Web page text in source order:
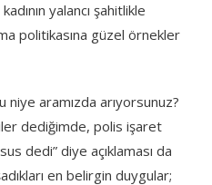
yalancı şahitlikle
politikasına güzel örnekler
niye aramızda arıyorsunuz?
dediğimde, polis işaret
dedi” diye açıklaması da
en belirgin duygular;